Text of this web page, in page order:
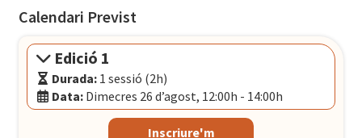
Calendari Previst
Edició 1
Durada: 1 sessió (2h)
Data: Dimecres 26 d’agost, 12:00h - 14:00h
Modalitat:Sessió presencial
Inscriure'm